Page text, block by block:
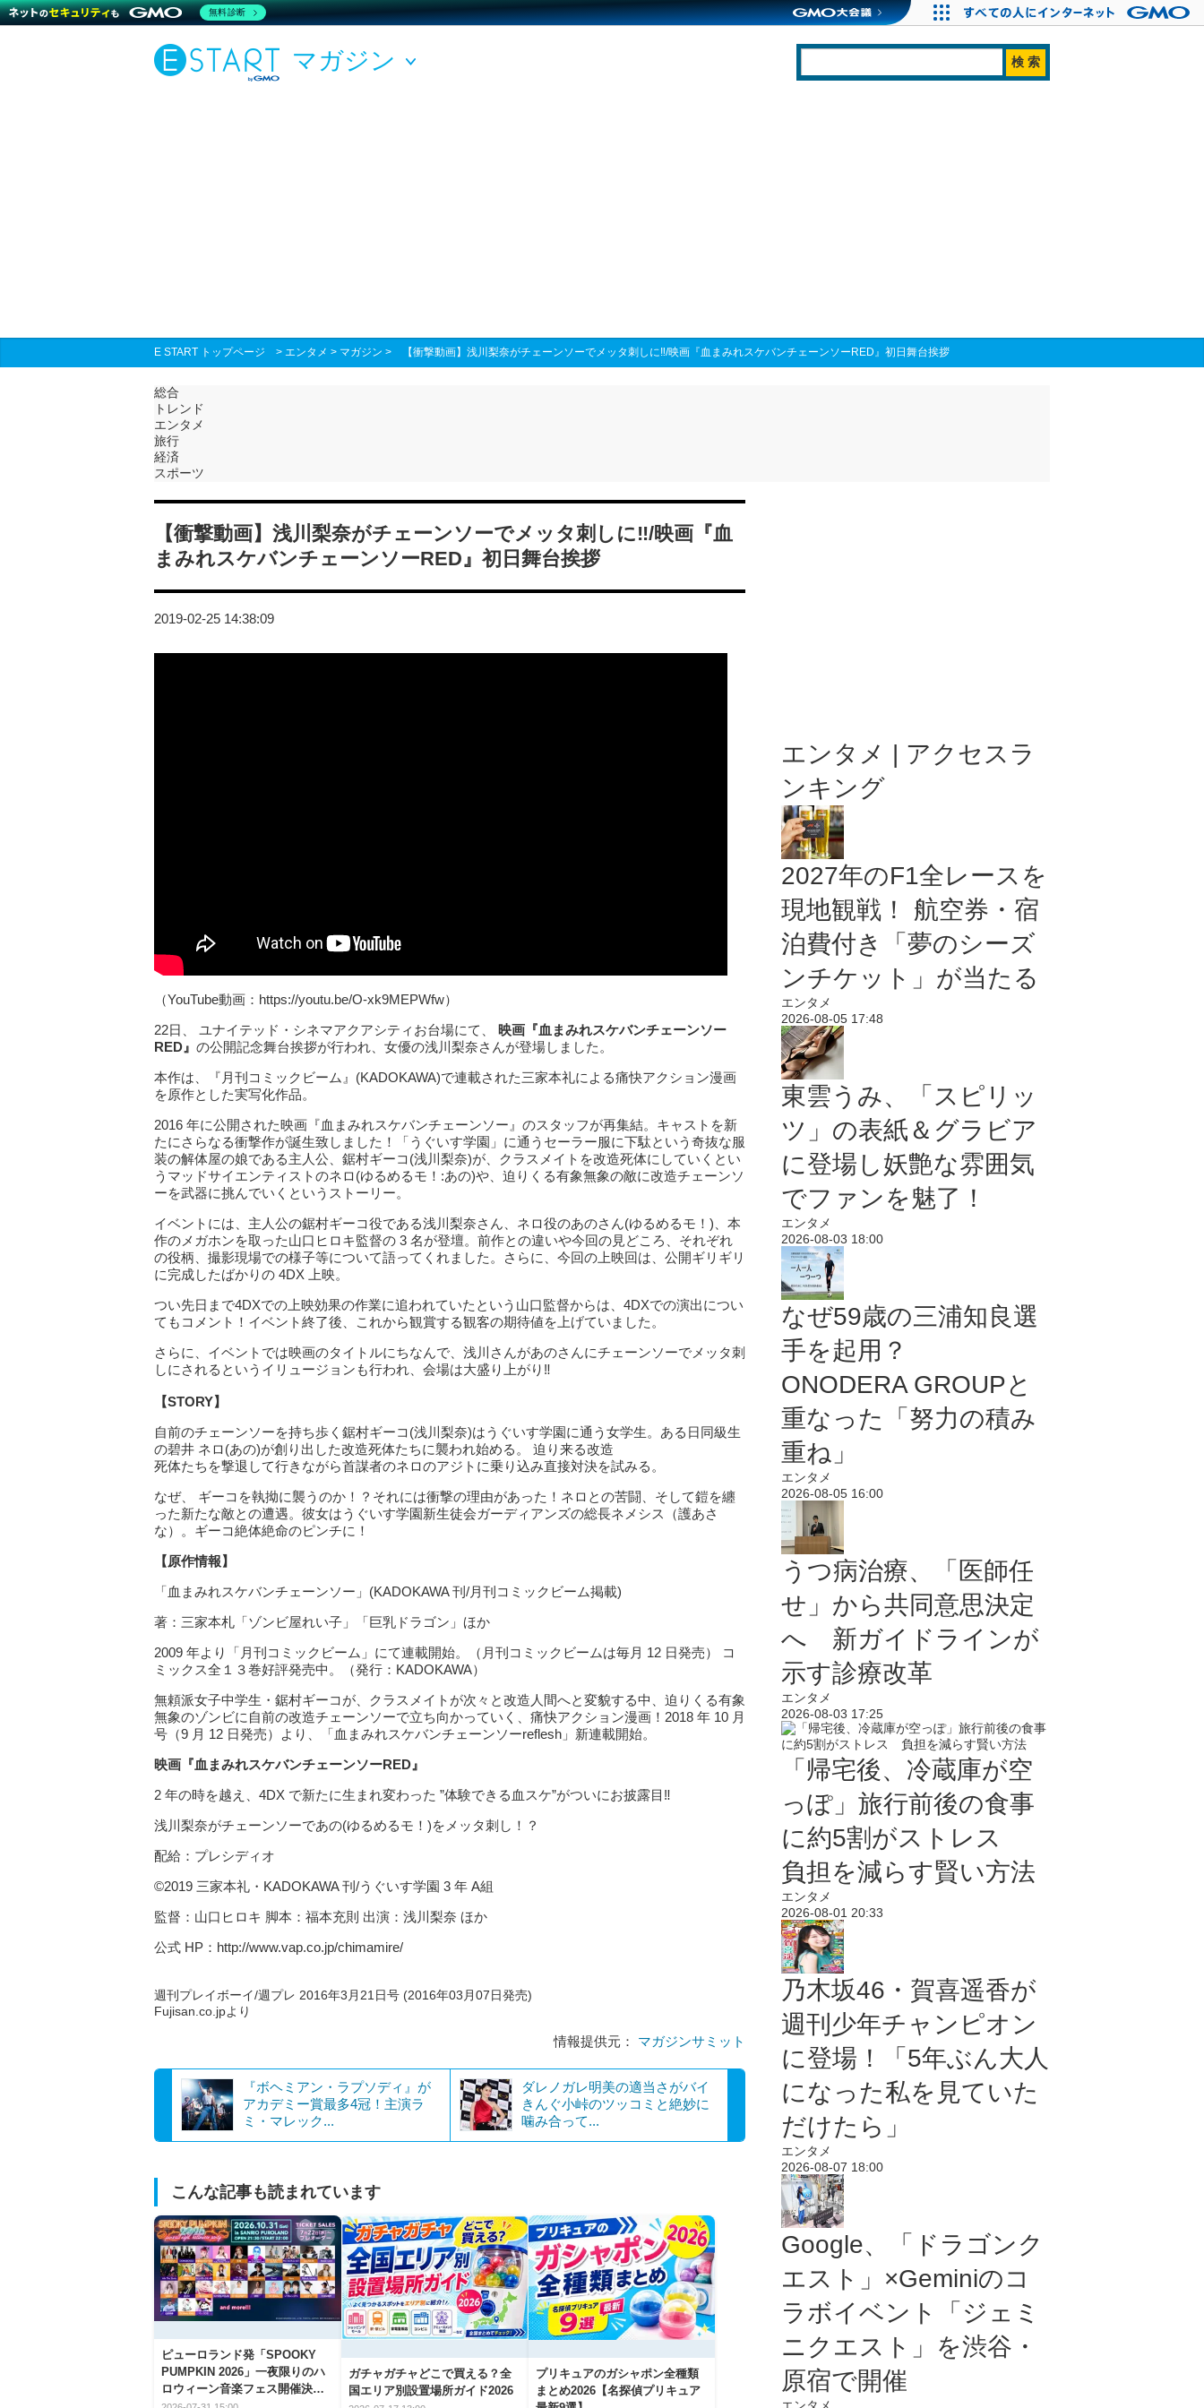
マガジン
E START トップページ > エンタメ > マガジン > 【衝撃動画】浅川梨奈がチェーンソーでメッタ刺しに‼/映画『血まみれスケバンチェーンソーRED』初日舞台挨拶
総合
トレンド
エンタメ
旅行
経済
スポーツ
【衝撃動画】浅川梨奈がチェーンソーでメッタ刺しに‼/映画『血
まみれスケバンチェーンソーRED』初日舞台挨拶
2019-02-25 14:38:09
（YouTube動画：https://youtu.be/O-xk9MEPWfw）
22日、 ユナイテッド・シネマアクアシティお台場にて、 映画『血まみれスケバンチェーンソー
RED』 の公開記念舞台挨拶が行われ、女優の浅川梨奈さんが登場しました。
本作は、『月刊コミックビーム』(KADOKAWA)で連載された三家本礼による痛快アクション漫画
を原作とした実写化作品。
2016 年に公開された映画『血まみれスケバンチェーンソー』のスタッフが再集結。キャストを新
たにさらなる衝撃作が誕生致しました！「うぐいす学園」に通うセーラー服に下駄という奇抜な服
装の解体屋の娘である主人公、鋸村ギーコ(浅川梨奈)が、クラスメイトを改造死体にしていくとい
うマッドサイエンティストのネロ(ゆるめるモ！:あの)や、迫りくる有象無象の敵に改造チェーンソ
ーを武器に挑んでいくというストーリー。
イベントには、主人公の鋸村ギーコ役である浅川梨奈さん、ネロ役のあのさん(ゆるめるモ！)、本
作のメガホンを取った山口ヒロキ監督の 3 名が登壇。前作との違いや今回の見どころ、それぞれ
の役柄、撮影現場での様子等について語ってくれました。さらに、今回の上映回は、公開ギリギリ
に完成したばかりの 4DX 上映。
つい先日まで4DXでの上映効果の作業に追われていたという山口監督からは、4DXでの演出につい
てもコメント！イベント終了後、これから観賞する観客の期待値を上げていました。
さらに、イベントでは映画のタイトルにちなんで、浅川さんがあのさんにチェーンソーでメッタ刺
しにされるというイリュージョンも行われ、会場は大盛り上がり‼
【STORY】
自前のチェーンソーを持ち歩く鋸村ギーコ(浅川梨奈)はうぐいす学園に通う女学生。ある日同級生
の碧井 ネロ(あの)が創り出した改造死体たちに襲われ始める。 迫り来る改造
死体たちを撃退して行きながら首謀者のネロのアジトに乗り込み直接対決を試みる。
なぜ、 ギーコを執拗に襲うのか！？それには衝撃の理由があった！ネロとの苦闘、そして鎧を纏
った新たな敵との遭遇。彼女はうぐいす学園新生徒会ガーディアンズの総長ネメシス（護あさ
な）。ギーコ絶体絶命のピンチに！
【原作情報】
「血まみれスケバンチェーンソー」(KADOKAWA 刊/月刊コミックビーム掲載)
著：三家本札「ゾンビ屋れい子」「巨乳ドラゴン」ほか
2009 年より「月刊コミックビーム」にて連載開始。（月刊コミックビームは毎月 12 日発売） コ
ミックス全１３巻好評発売中。（発行：KADOKAWA）
無頼派女子中学生・鋸村ギーコが、クラスメイトが次々と改造人間へと変貌する中、迫りくる有象
無象のゾンビに自前の改造チェーンソーで立ち向かっていく、痛快アクション漫画！2018 年 10 月
号（9 月 12 日発売）より、「血まみれスケバンチェーンソーreflesh」新連載開始。
映画『血まみれスケバンチェーンソーRED』
2 年の時を越え、4DX で新たに生まれ変わった ”体験できる血スケ”がついにお披露目‼
浅川梨奈がチェーンソーであの(ゆるめるモ！)をメッタ刺し！？
配給：プレシディオ
©2019 三家本礼・KADOKAWA 刊/うぐいす学園 3 年 A組
監督：山口ヒロキ 脚本：福本充則 出演：浅川梨奈 ほか
公式 HP：http://www.vap.co.jp/chimamire/
週刊プレイボーイ/週プレ 2016年3月21日号 (2016年03月07日発売)
Fujisan.co.jpより
情報提供元： マガジンサミット
『ボヘミアン・ラプソディ』が
アカデミー賞最多4冠！主演ラ
ミ・マレック...
ダレノガレ明美の適当さがバイ
きんぐ小峠のツッコミと絶妙に
噛み合って...
こんな記事も読まれています
ピューロランド発「SPOOKY
PUMPKIN 2026」一夜限りのハ
ロウィーン音楽フェス開催決
ガチャガチャどこで買える？全
国エリア別設置場所ガイド2026
プリキュアのガシャポン全種類
まとめ2026【名探偵プリキュア
エンタメ | アクセスラ
ンキング
2027年のF1全レースを
現地観戦！ 航空券・宿
泊費付き「夢のシーズ
ンチケット」が当たる
エンタメ
2026-08-05 17:48
東雲うみ、「スピリッ
ツ」の表紙＆グラビア
に登場し妖艶な雰囲気
でファンを魅了！
エンタメ
2026-08-03 18:00
なぜ59歳の三浦知良選
手を起用？
ONODERA GROUPと
重なった「努力の積み
重ね」
エンタメ
2026-08-05 16:00
うつ病治療、「医師任
せ」から共同意思決定
へ 新ガイドラインが
示す診療改革
エンタメ
2026-08-03 17:25
「帰宅後、冷蔵庫が空
っぽ」旅行前後の食事
に約5割がストレス
負担を減らす賢い方法
エンタメ
2026-08-01 20:33
乃木坂46・賀喜遥香が
週刊少年チャンピオン
に登場！「5年ぶん大人
になった私を見ていた
だけたら」
エンタメ
2026-08-07 18:00
Google、「ドラゴンク
エスト」×Geminiのコ
ラボイベント「ジェミ
ニクエスト」を渋谷・
原宿で開催
無料診断